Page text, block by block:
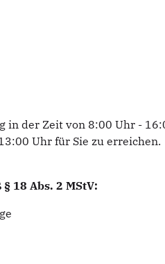
in der Zeit von 8:00 Uhr -
Uhr für Sie zu erreichen.
18 Abs. 2 MStV: